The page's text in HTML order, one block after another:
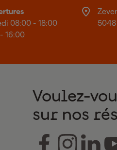
08:00 - 18:00
16:00
5048
Voulez-
sur nos